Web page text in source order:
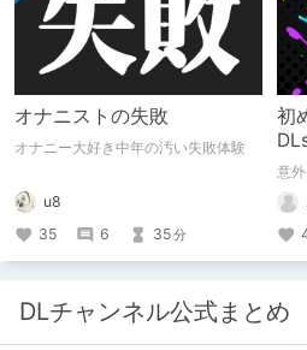
オナニストの失敗
オナニー大好き中年の汚い失敗体験
u8
35
6 35分
初
意
DLチャンネル公式まとめ